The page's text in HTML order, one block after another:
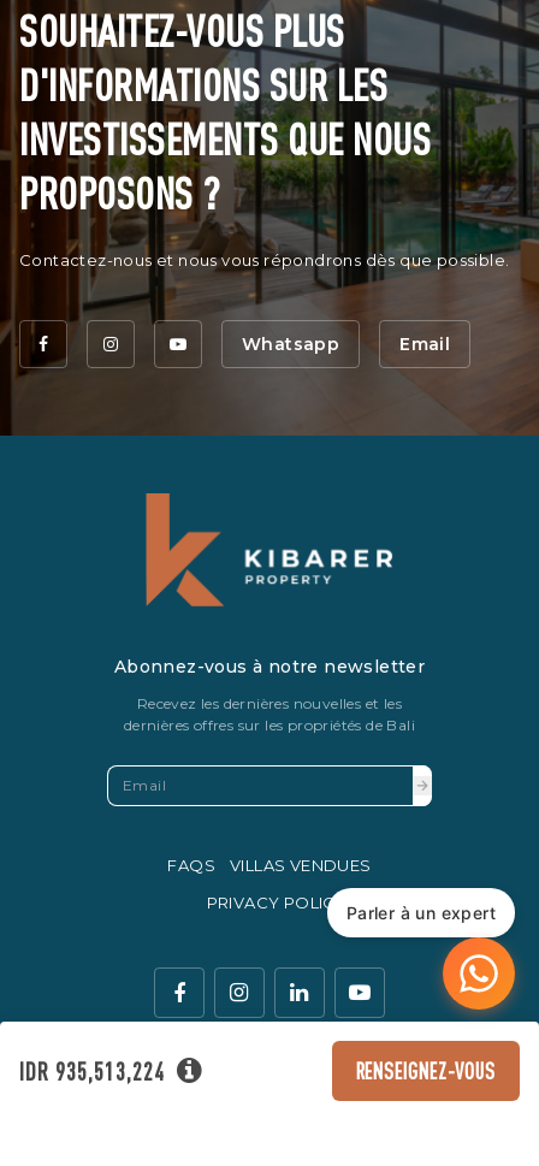
SOUHAITEZ-VOUS PLUS
D'INFORMATIONS SUR LES
INVESTISSEMENTS QUE NOUS
PROPOSONS ?
Contactez-nous et nous vous répondrons dès que possible.
Whatsapp Email
IDR 935,513,224 RENSEIGNEZ-VOUS
Abonnez-vous à notre newsletter
Recevez les dernières nouvelles et les
dernières offres sur les propriétés de Bali
FAQS
VILLAS VENDUES
PRIVACY POLICY
La monnaie légale d'échange en Indonésie est la roupie
Parler à un expert